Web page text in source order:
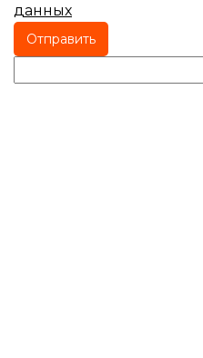
данных
Отправить